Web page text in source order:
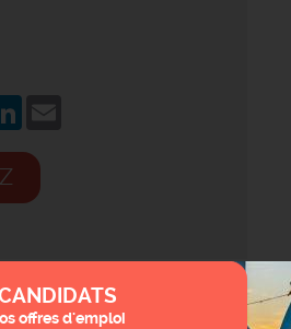
LinkedIn
offres d'emploi